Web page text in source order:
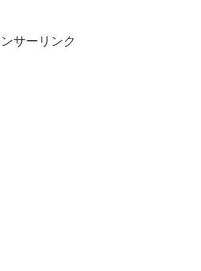
サーリンク